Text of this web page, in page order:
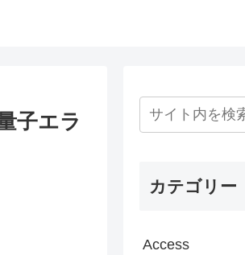
子エラ
カテゴリー
Access